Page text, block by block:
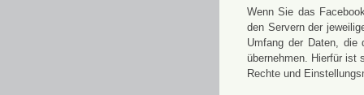
Wenn Sie das
den Servern der
Umfang der Daten, die
übernehmen. Hierfür ist
Rechte und